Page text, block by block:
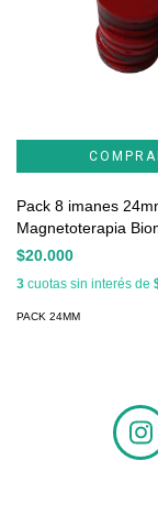
Pack 8 imanes
Magnetoterapia
$20.000
3 cuotas sin interés de
PACK 24MM